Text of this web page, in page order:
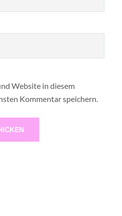
Website in diesem
Kommentar speichern.